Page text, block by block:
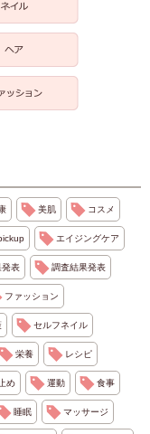
美肌 コスメ
エイジングケア
発表 調査結果発表
ファッション
セルフネイル
栄養 レシピ
め 運動 食事
睡眠 マッサージ